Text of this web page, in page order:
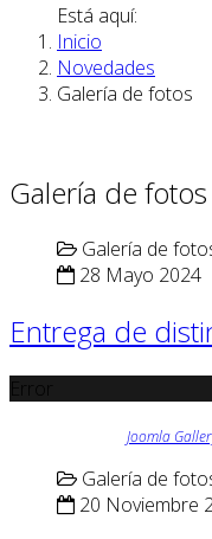
Está aquí:
Inicio
Novedades
Galería de fotos
Galería de fotos
Galería de
28 Mayo 2024
Entrega de
Joomla
Galería de
20 Noviembre